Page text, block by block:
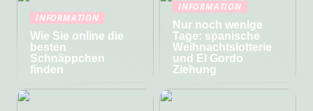
INFORMATION
Wie Sie online die
besten
Schnäppchen
finden
INFORMATION
Nur noch wenige
Tage: spanische
Weihnachtslotterie
und El Gordo
Ziehung